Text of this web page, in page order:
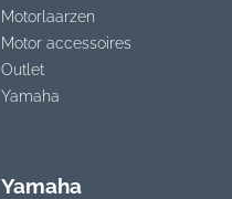
Motorlaarzen
Motor accessoires
Outlet
Yamaha
Yamaha